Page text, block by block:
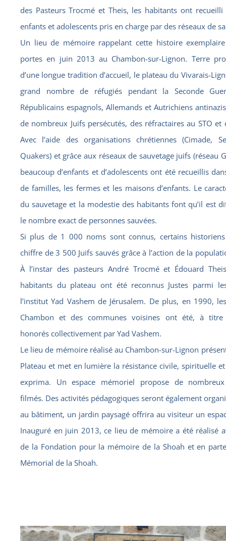
des Pasteurs Trocmé et Theis, les habitants ont
enfants et adolescents pris en charge par des réseaux de
Un lieu de mémoire rappelant cette histoire
portes en juin 2013 au Chambon-sur-Lignon. Terre
d’une longue tradition d’accueil, le plateau du Vivarais-
grand nombre de réfugiés pendant la Seconde
Républicains espagnols, Allemands et Autrichiens
de nombreux Juifs persécutés, des réfractaires au STO et
Avec l’aide des organisations chrétiennes (Cimade,
Quakers) et grâce aux réseaux de sauvetage juifs (réseau
beaucoup d’enfants et d’adolescents ont été recueillis
de familles, les fermes et les maisons d’enfants. Le
du sauvetage et la modestie des habitants font qu’il est
le nombre exact de personnes sauvées.
Si plus de 1 000 noms sont connus, certains
chiffre de 3 500 Juifs sauvés grâce à l’action de la
À l’instar des pasteurs André Trocmé et Édouard
habitants du plateau ont été reconnus Justes parmi
l’institut Yad Vashem de Jérusalem. De plus, en 1990,
Chambon et des communes voisines ont été, à titre
honorés collectivement par Yad Vashem.
Le lieu de mémoire réalisé au Chambon-sur-Lignon
Plateau et met en lumière la résistance civile, spirituelle et
exprima. Un espace mémoriel propose de nombreux
filmés. Des activités pédagogiques seront également
au bâtiment, un jardin paysagé offrira au visiteur un
Inauguré en juin 2013, ce lieu de mémoire a été réalisé
de la Fondation pour la mémoire de la Shoah et en
Mémorial de la Shoah.